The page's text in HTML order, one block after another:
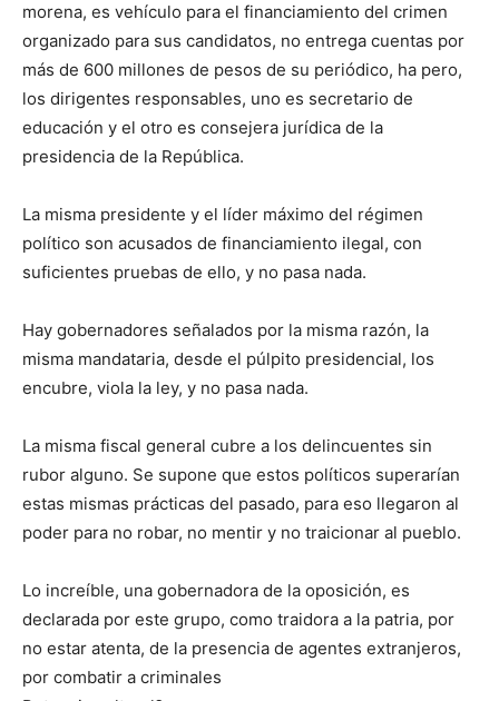
morena, es vehículo para el financiamiento del crimen
organizado para sus candidatos, no entrega cuentas por
más de 600 millones de pesos de su periódico, ha pero,
los dirigentes responsables, uno es secretario de
educación y el otro es consejera jurídica de la
presidencia de la República.
La misma presidente y el líder máximo del régimen
político son acusados de financiamiento ilegal, con
suficientes pruebas de ello, y no pasa nada.
Hay gobernadores señalados por la misma razón, la
misma mandataria, desde el púlpito presidencial, los
encubre, viola la ley, y no pasa nada.
La misma fiscal general cubre a los delincuentes sin
rubor alguno. Se supone que estos políticos superarían
estas mismas prácticas del pasado, para eso llegaron al
poder para no robar, no mentir y no traicionar al pueblo.
Lo increíble, una gobernadora de la oposición, es
declarada por este grupo, como traidora a la patria, por
no estar atenta, de la presencia de agentes extranjeros,
por combatir a criminales